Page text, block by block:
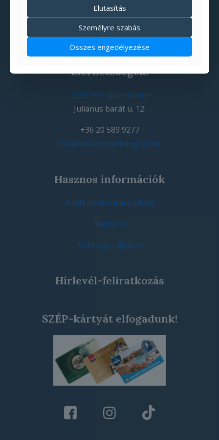
Elérhetőségek:
3235 Mátraszentimre
Julianus barát u. 12.
+36 20 589 9277
info@ketkerekvendeghaz.hu
Hasznos információk
Adatkezelési iránye/lvek
Házirend
Kisfaludy pályázat
Hírlevél-feliratkozás
SZÉP-kártyát elfogadunk!
Elutasítás
Személyre szabás
Összes engedélyezése